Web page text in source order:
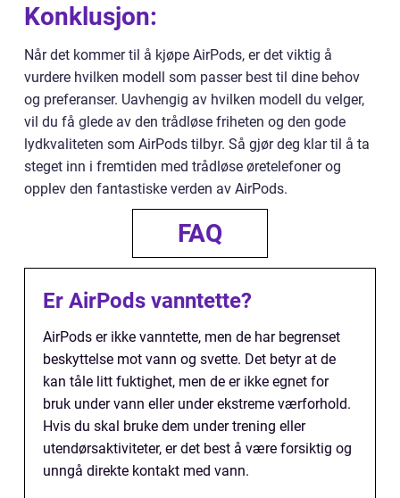
Konklusjon:
Når det kommer til å kjøpe AirPods, er det viktig å
vurdere hvilken modell som passer best til dine behov
og preferanser. Uavhengig av hvilken modell du velger,
vil du få glede av den trådløse friheten og den gode
lydkvaliteten som AirPods tilbyr. Så gjør deg klar til å ta
steget inn i fremtiden med trådløse øretelefoner og
opplev den fantastiske verden av AirPods.
FAQ
Er AirPods vanntette?
AirPods er ikke vanntette, men de har begrenset
beskyttelse mot vann og svette. Det betyr at de
kan tåle litt fuktighet, men de er ikke egnet for
bruk under vann eller under ekstreme værforhold.
Hvis du skal bruke dem under trening eller
utendørsaktiviteter, er det best å være forsiktig og
unngå direkte kontakt med vann.